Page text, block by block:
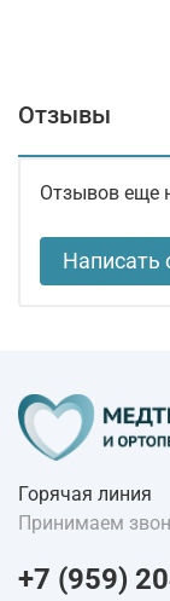
Отзывы
Отзывов еще
Написать
Горячая линия
Принимаем
+7 (959)